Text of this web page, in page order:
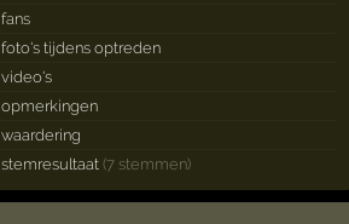
fans
foto's tijdens optreden
video's
opmerkingen
waardering
stemresultaat (7 stemmen)